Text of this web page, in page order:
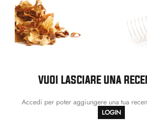
VUOI LASCIARE UNA
Accedi per poter aggiungere una tua
LOGIN